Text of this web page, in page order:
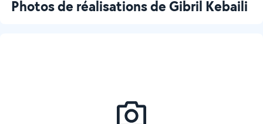
Photos de réalisations de Gibril Kebaili